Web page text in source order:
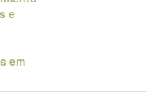
e
em